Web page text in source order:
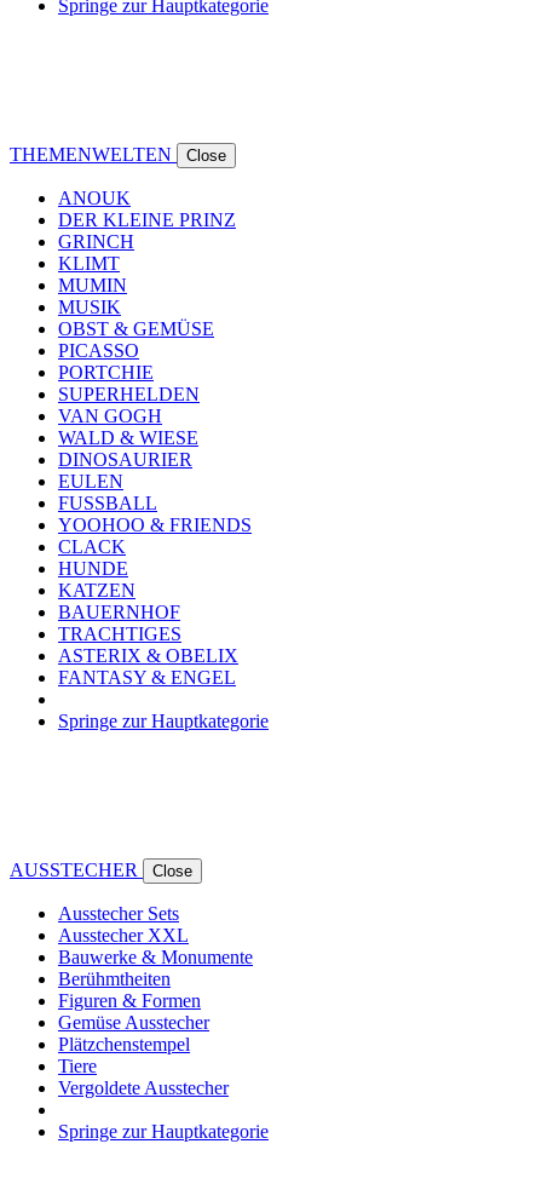
Springe zur Hauptkategorie
THEMENWELTEN Close
ANOUK
DER KLEINE PRINZ
GRINCH
KLIMT
MUMIN
MUSIK
OBST & GEMÜSE
PICASSO
PORTCHIE
SUPERHELDEN
VAN GOGH
WALD & WIESE
DINOSAURIER
EULEN
FUSSBALL
YOOHOO & FRIENDS
CLACK
HUNDE
KATZEN
BAUERNHOF
TRACHTIGES
ASTERIX & OBELIX
FANTASY & ENGEL
Springe zur Hauptkategorie
AUSSTECHER Close
Ausstecher Sets
Ausstecher XXL
Bauwerke & Monumente
Berühmtheiten
Figuren & Formen
Gemüse Ausstecher
Plätzchenstempel
Tiere
Vergoldete Ausstecher
Springe zur Hauptkategorie